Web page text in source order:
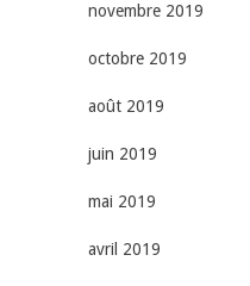
novembre 2019
octobre 2019
août 2019
juin 2019
mai 2019
avril 2019